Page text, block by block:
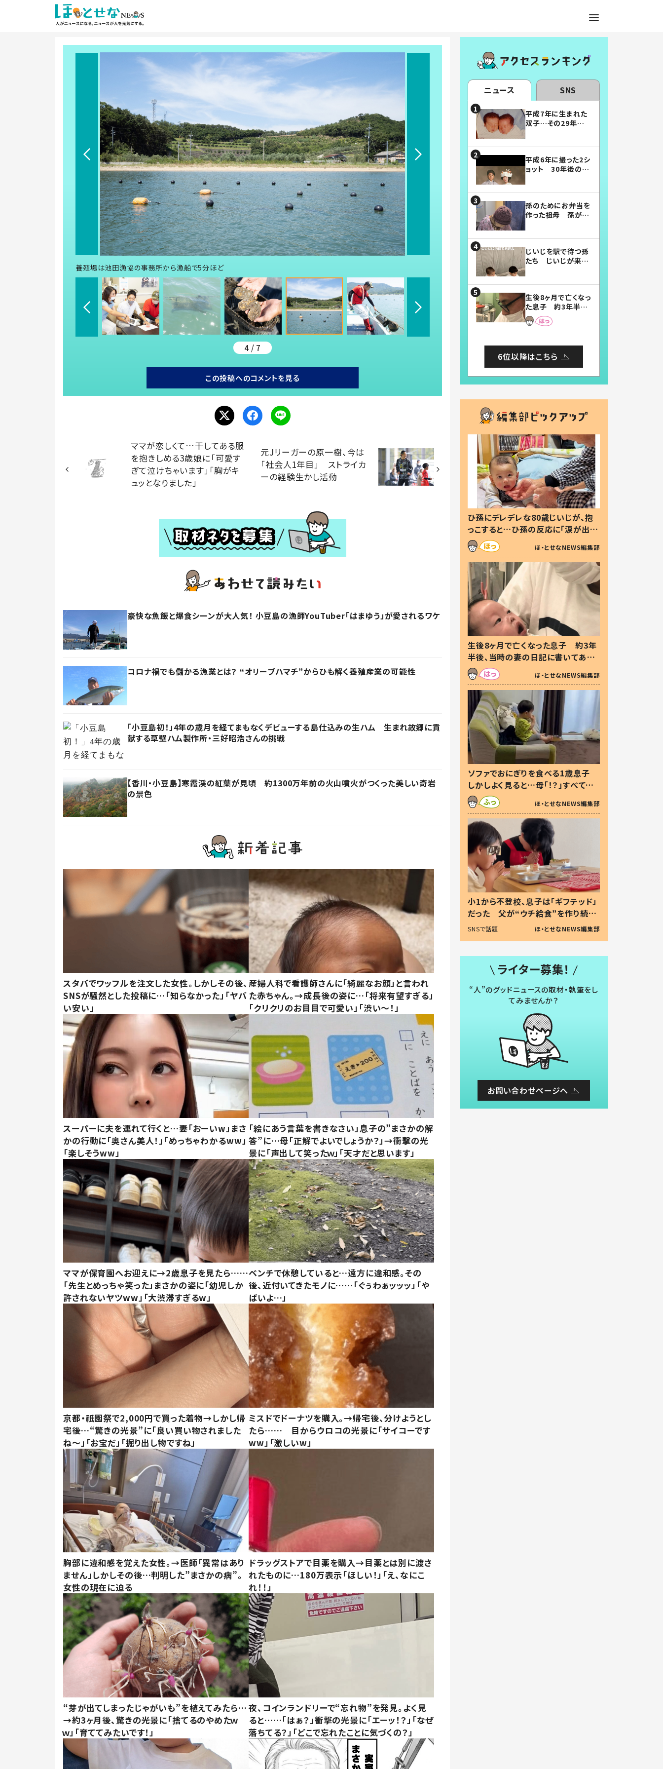
養殖場は池田漁協の事務所から漁船で5分ほど
4 / 7
この投稿へのコメントを見る
ママが恋しくて…干してある服
を抱きしめる3歳娘に「可愛す
ぎて泣けちゃいます」「胸がキ
ュッとなりました」
元Jリーガーの原一樹、今は
「社会人1年目」 ストライカ
ーの経験生かし活動
豪快な魚飯と爆食シーンが大人気！ 小豆島の漁師YouTuber「はまゆう」が愛されるワケ
コロナ禍でも儲かる漁業とは？ “オリーブハマチ”からひも解く養殖産業の可能性
「小豆島初！」4年の歳月を経てまもなくデビューする島仕込みの生ハム 生まれ故郷に貢
献する草壁ハム製作所・三好昭浩さんの挑戦
【香川・小豆島】寒霞渓の紅葉が見頃 約1300万年前の火山噴火がつくった美しい奇岩
の景色
スタバでワッフルを注文した女性。しかしその後、
SNSが騒然とした投稿に…「知らなかった」「ヤバ
い安い」
産婦人科で看護師さんに「綺麗なお顔」と言われ
た赤ちゃん。→成長後の姿に…「将来有望すぎる」
「クリクリのお目目で可愛い」「渋い～！」
スーパーに夫を連れて行くと…妻「おーいw」まさ
かの行動に「奥さん美人！」「めっちゃわかるww」
「楽しそうww」
「絵にあう言葉を書きなさい」息子の”まさかの解
答”に…母「正解でよいでしょうか？」→衝撃の光
景に「声出して笑ったｗ」「天才だと思います」
ママが保育園へお迎えに→2歳息子を見たら……
「先生とめっちゃ笑った」まさかの姿に「幼児しか
許されないヤツww」「大渋滞すぎるw」
ベンチで休憩していると…遠方に違和感。その
後、近付いてきたモノに……「ぐぅわぁッッッ」「や
ばいよ…」
京都・祇園祭で2,000円で買った着物→しかし帰
宅後…“驚きの光景”に「良い買い物されました
ね～」「お宝だ」「掘り出し物ですね」
ミスドでドーナツを購入。→帰宅後、分けようとし
たら…… 目からウロコの光景に「サイコーです
ww」「激しいw」
胸部に違和感を覚えた女性。→医師「異常はあり
ません」しかしその後…判明した”まさかの病”。
女性の現在に迫る
ドラッグストアで目薬を購入→目薬とは別に渡さ
れたものに…180万表示「ほしい！」「え、なにこ
れ！！」
“芽が出てしまったじゃがいも”を植えてみたら…
→約3ヶ月後、驚きの光景に「捨てるのやめたｗ
ｗ」「育ててみたいです！」
夜、コインランドリーで“忘れ物”を発見。よく見
ると……「はぁ？」衝撃の光景に「エーッ！？」「なぜ
落ちてる？」「どこで忘れたことに気づくの？」
ニュース SNS
平成7年に生まれた
双子…その29年後
平成6年に撮った2シ
ョット 30年後の姿
孫のためにお弁当を
作った祖母 孫が絶
じいじを駅で待つ孫
たち じいじが来た
まらない」「幸せにな
れる」
生後8ヶ月で亡くなっ
た息子 約3年半
後、当時の妻の日記
に書いてあった本音
6位以降はこちら
ひ孫にデレデレな80歳じいじが、抱
っこすると…ひ孫の反応に「涙が出ま
した」「可愛くて仕方ない」
ほ・とせなNEWS編集部
生後8ヶ月で亡くなった息子 約3年
半後、当時の妻の日記に書いてあっ
た本音とは
ほ・とせなNEWS編集部
ソファでおにぎりを食べる1歳息子
しかしよく見ると…母「！？」すべてを
察した母の投稿に「可愛いから許
す！」「現行犯〜」
ほ・とせなNEWS編集部
小1から不登校、息子は「ギフテッド」
だった 父が“ウチ給食”を作り続け
る理由とは #令和の親 #令和の子
SNSで話題 ほ・とせなNEWS編集部
ライター募集！
“人”のグッドニュースの取材・執筆をし
てみませんか？
お問い合わせページへ